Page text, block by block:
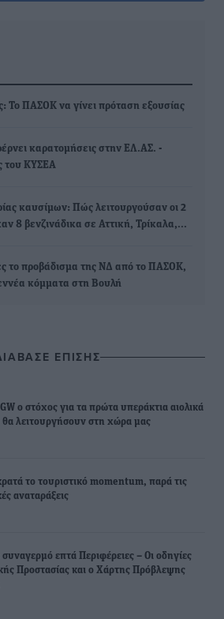
Το ΠΑΣΟΚ να γίνει πρόταση εξουσίας
καρατομήσεις στην ΕΛ.ΑΣ. -
του ΚΥΣΕΑ
καυσίμων: Πώς λειτουργούσαν οι 2
8 βενζινάδικα σε Αττική, Τρίκαλα,…
το προβάδισμα της ΝΔ από το ΠΑΣΟΚ,
κόμματα στη Βουλή
ΕΠΙΣΗΣ
ο στόχος για τα πρώτα υπεράκτια αιολικά
λειτουργήσουν στη χώρα μας
το τουριστικό momentum, παρά τις
αναταράξεις
συναγερμό επτά Περιφέρειες – Οι οδηγίες
Προστασίας και ο Χάρτης Πρόβλεψης